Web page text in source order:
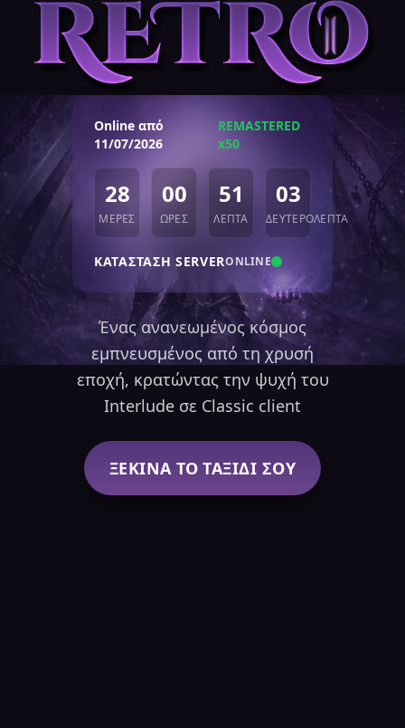
Online από
11/07/2026
REMASTERED
x50
28
ΜΈΡΕΣ
00
ΏΡΕΣ
51
ΛΕΠΤΆ
04
ΔΕΥΤΕΡΌΛΕΠΤΑ
ΚΑΤΆΣΤΑΣΗ SERVERONLINE
Ένας ανανεωμένος κόσμος
εμπνευσμένος από τη χρυσή
εποχή, κρατώντας την ψυχή του
Interlude σε Classic client
ΞΕΚΙΝΑ ΤΟ ΤΑΞΙΔΙ ΣΟΥ